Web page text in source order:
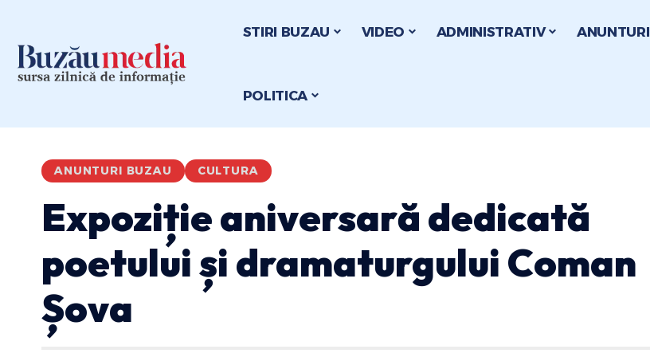
STIRI BUZAU VIDEO ADMINISTRATIV ANUNTURI
POLITICA
ANUNTURI BUZAU CULTURA
Expoziție aniversară dedicată
poetului și dramaturgului Coman
Șova